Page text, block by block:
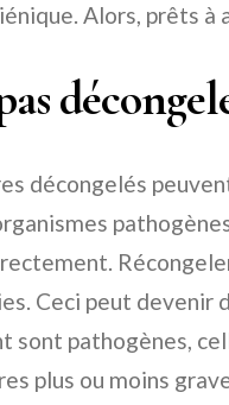
Alors, prêts à
décongelés
Ceci peut devenir
sont pathogènes,
plus ou moins